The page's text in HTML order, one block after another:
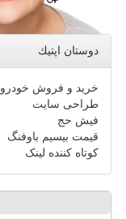
دوستان اپتیك
خرید و فروش خودرو
طراحی سایت
فیش حج
قیمت بیسیم باوفنگ
کوتاه کننده لینک